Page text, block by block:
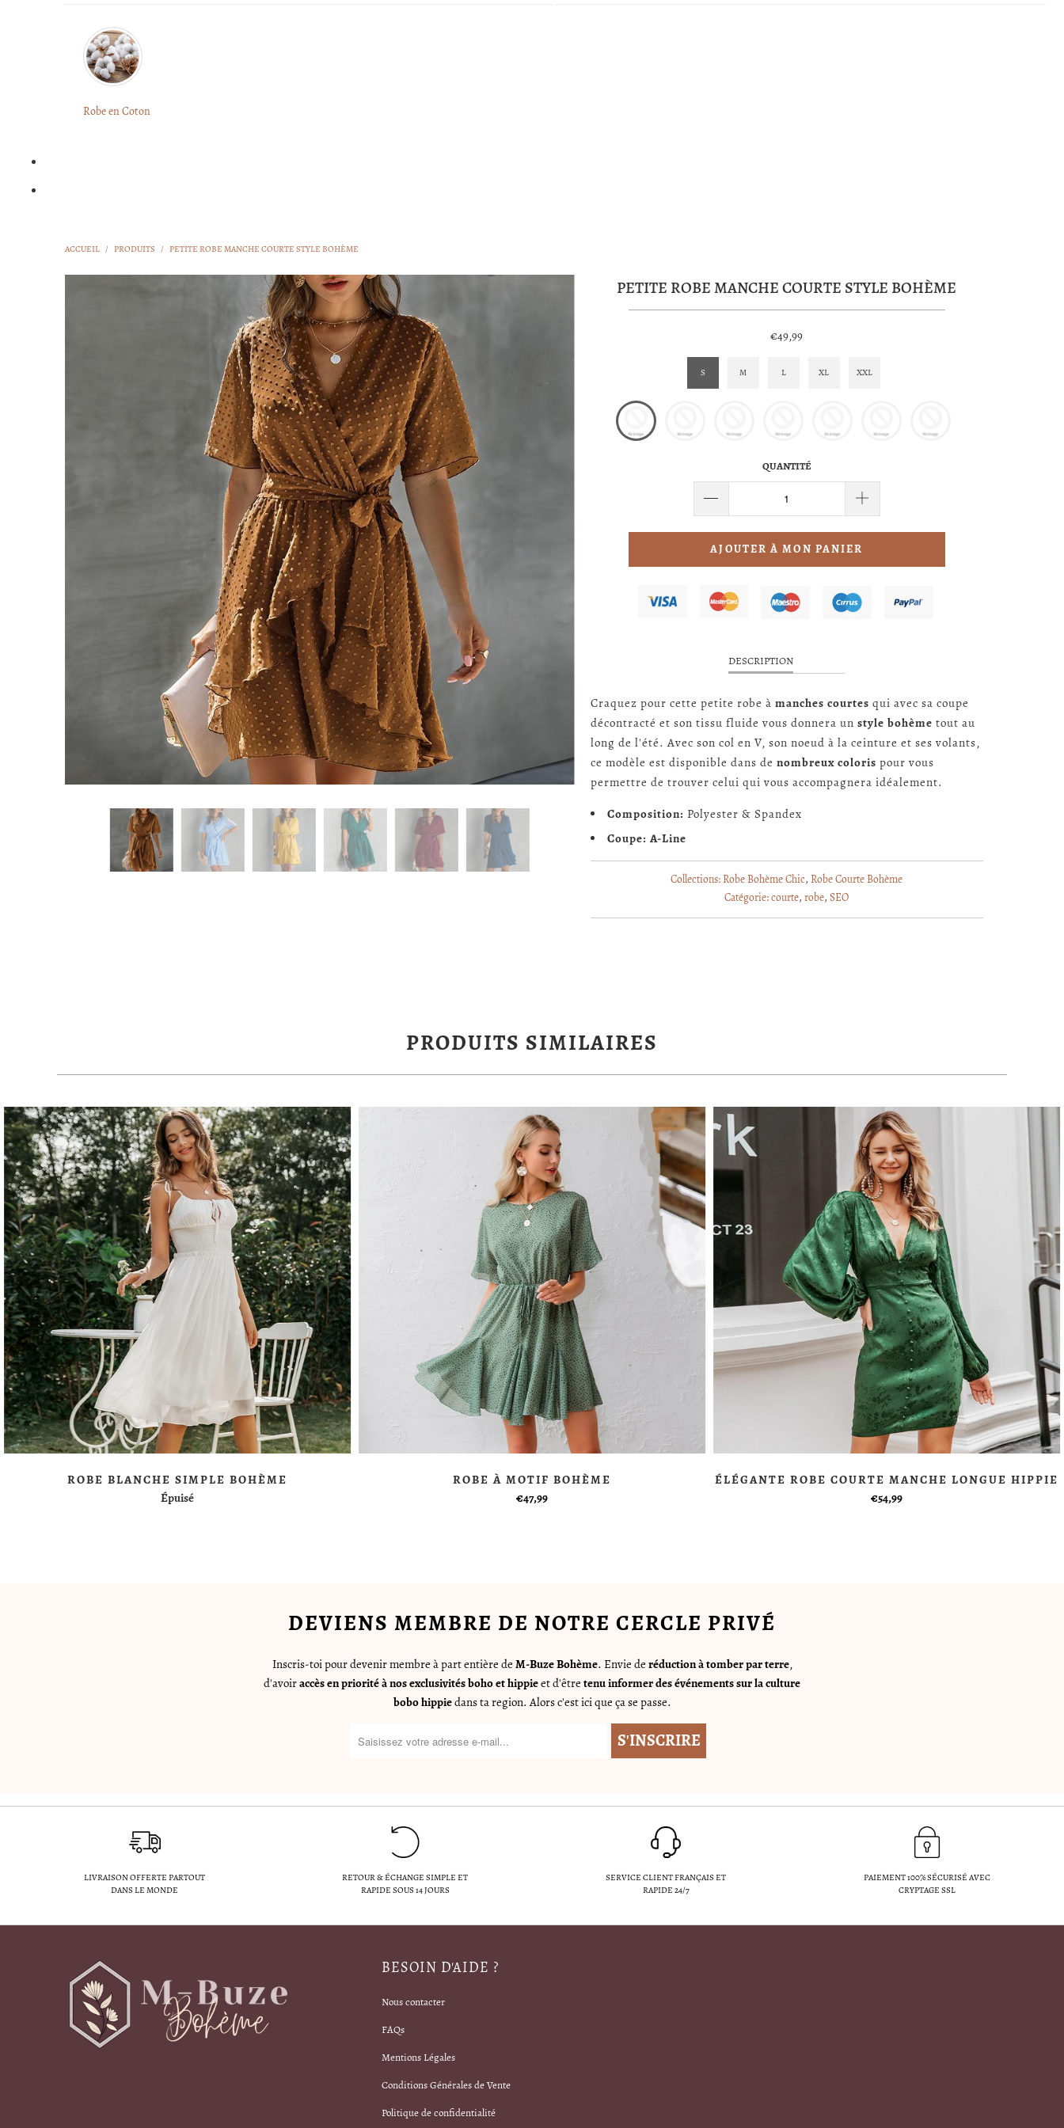
Robe en Coton
ACCUEIL / PRODUITS / PETITE ROBE MANCHE COURTE STYLE BOHÈME
PETITE ROBE MANCHE COURTE STYLE BOHÈME
€49,99
S M L XL XXL
QUANTITÉ
AJOUTER À MON PANIER
DESCRIPTION
Craquez pour cette petite robe à manches courtes qui avec sa coupe
décontracté et son tissu fluide vous donnera un style bohème tout au
long de l'été. Avec son col en V, son noeud à la ceinture et ses volants,
ce modèle est disponible dans de nombreux coloris pour vous
permettre de trouver celui qui vous accompagnera idéalement.
Composition: Polyester & Spandex
Coupe: A-Line
Collections: Robe Bohème Chic, Robe Courte Bohème
Catégorie:courte, robe, SEO
PRODUITS SIMILAIRES
ROBE BLANCHE SIMPLE BOHÈME
Épuisé
ROBE À MOTIF BOHÈME
€47,99
ÉLÉGANTE ROBE COURTE MANCHE LONGUE HIPPIE
€54,99
DEVIENS MEMBRE DE NOTRE CERCLE PRIVÉ
Inscris-toi pour devenir membre à part entière de M-Buze Bohème. Envie de réduction à tomber par terre,
d'avoiraccès en priorité à nos exclusivités boho et hippieet d'être tenu informer des événements sur la culture
bobo hippiedans ta region. Alors c'est ici que ça se passe.
LIVRAISON OFFERTE PARTOUT
DANS LE MONDE
RETOUR & ÉCHANGE SIMPLE ET
RAPIDE SOUS 14 JOURS
SERVICE CLIENT FRANÇAIS ET
RAPIDE 24/7
PAIEMENT 100% SÉCURISÉ AVEC
CRYPTAGE SSL
BESOIN D'AIDE ?
Nous contacter
FAQs
Mentions Légales
Conditions Générales de Vente
Politique de confidentialité